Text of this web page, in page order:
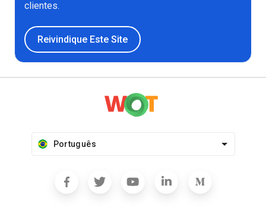
clientes.
Reivindique Este Site
Português